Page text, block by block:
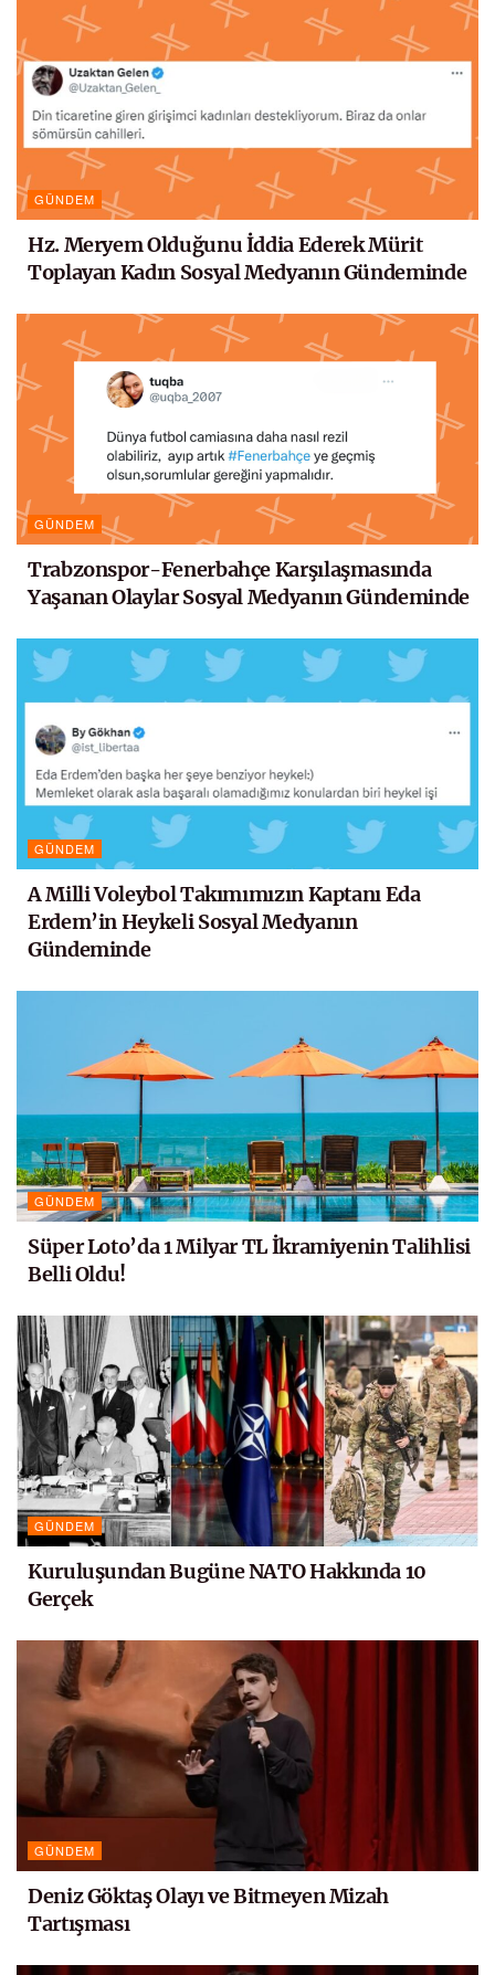
GÜNDEM
Hz. Meryem Olduğunu İddia Ederek Mürit
Toplayan Kadın Sosyal Medyanın Gündeminde
GÜNDEM
Trabzonspor-Fenerbahçe Karşılaşmasında
Yaşanan Olaylar Sosyal Medyanın Gündeminde
GÜNDEM
A Milli Voleybol Takımımızın Kaptanı Eda
Erdem’in Heykeli Sosyal Medyanın
Gündeminde
GÜNDEM
Süper Loto’da 1 Milyar TL İkramiyenin Talihlisi
Belli Oldu!
GÜNDEM
Kuruluşundan Bugüne NATO Hakkında 10
Gerçek
GÜNDEM
Deniz Göktaş Olayı ve Bitmeyen Mizah
Tartışması